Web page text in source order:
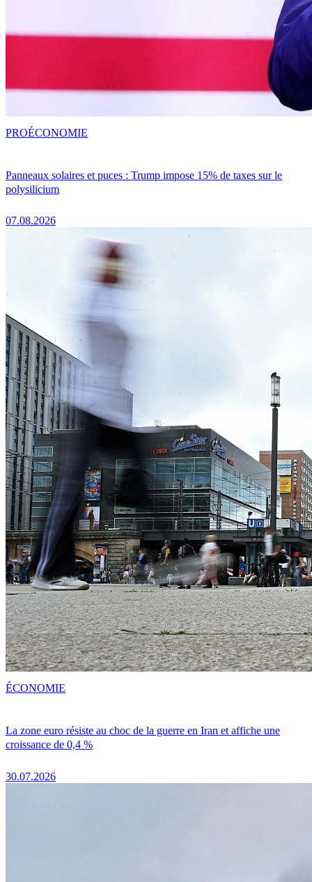
Panneaux solaires et puces : Trump impose 15% de taxes sur le
polysilicium
07.08.2026
PROÉCONOMIE
La zone euro résiste au choc de la guerre en Iran et affiche une
croissance de 0,4 %
30.07.2026
ÉCONOMIE